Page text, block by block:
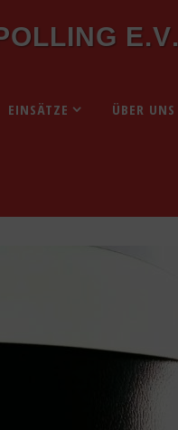
OLLING E.V.
EINSÄTZE ÜBER UNS